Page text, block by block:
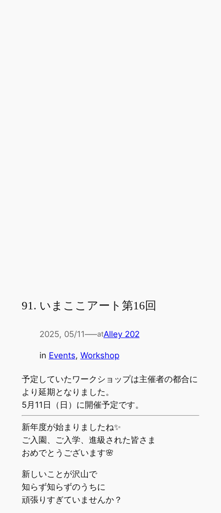
91. いまここアート第16回
2025, 05/11–—atAlley 202
in Events, Workshop
予定していたワークショップは主催者の都合に
より延期となりました。
5月11日（日）に開催予定です。
新年度が始まりましたね✨
ご入園、ご入学、進級された皆さま
おめでとうございます🌸
新しいことが沢山で
知らず知らずのうちに
頑張りすぎていませんか？